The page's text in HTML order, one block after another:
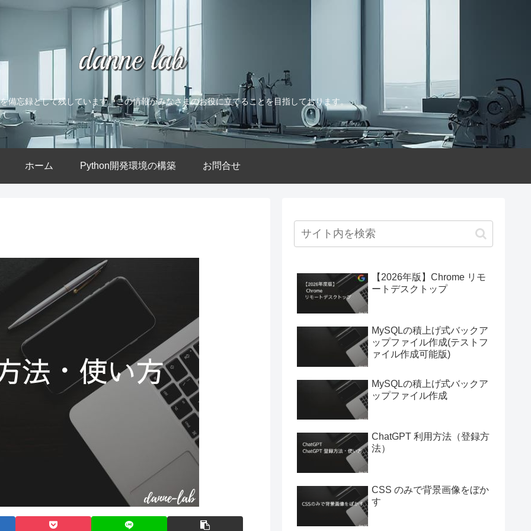
備忘録として残しています。この情報がみなさまのお役に立てることを目指しております。
ホーム Python開発環境の構築 お問合せ
【2026年版】Chrome リモ
ートデスクトップ
MySQLの積上げ式バックア
ップファイル作成(テストフ
ァイル作成可能版)
MySQLの積上げ式バックア
ップファイル作成
ChatGPT 利用方法（登録方
法）
CSS のみで背景画像をぼか
す